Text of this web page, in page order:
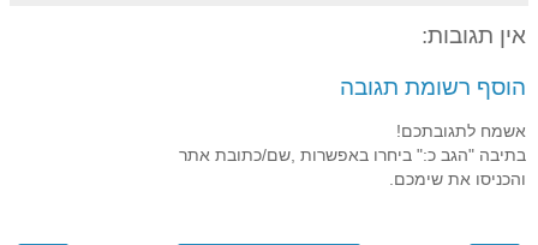
אין תגובות:
הוסף רשומת תגובה
אשמח לתגובתכם!
בתיבה "הגב כ:" ביחרו באפשרות ,שם/כתובת אתר
והכניסו את שימכם.